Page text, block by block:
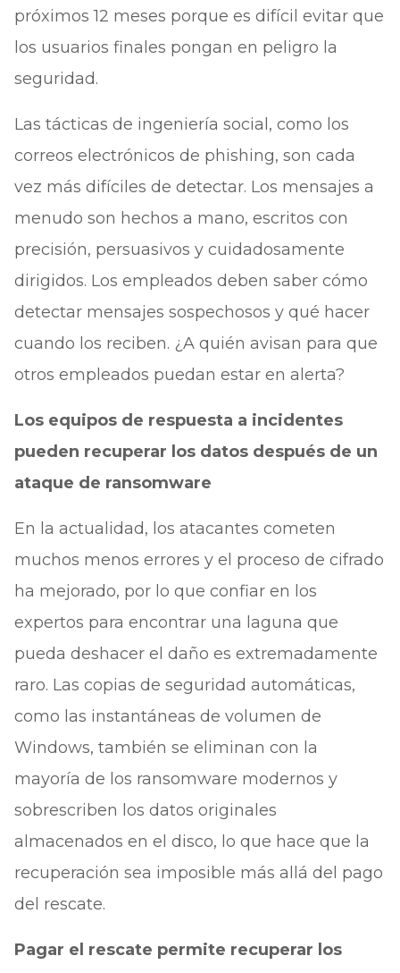
próximos 12 meses porque es difícil evitar que
los usuarios finales pongan en peligro la
seguridad.
Las tácticas de ingeniería social, como los
correos electrónicos de phishing, son cada
vez más difíciles de detectar. Los mensajes a
menudo son hechos a mano, escritos con
precisión, persuasivos y cuidadosamente
dirigidos. Los empleados deben saber cómo
detectar mensajes sospechosos y qué hacer
cuando los reciben. ¿A quién avisan para que
otros empleados puedan estar en alerta?
Los equipos de respuesta a incidentes
pueden recuperar los datos después de un
ataque de ransomware
En la actualidad, los atacantes cometen
muchos menos errores y el proceso de cifrado
ha mejorado, por lo que confiar en los
expertos para encontrar una laguna que
pueda deshacer el daño es extremadamente
raro. Las copias de seguridad automáticas,
como las instantáneas de volumen de
Windows, también se eliminan con la
mayoría de los ransomware modernos y
sobrescriben los datos originales
almacenados en el disco, lo que hace que la
recuperación sea imposible más allá del pago
del rescate.
Pagar el rescate permite recuperar los